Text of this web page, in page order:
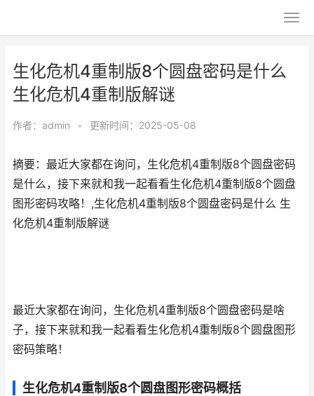
生化危机4重制版8个圆盘密码是什么
生化危机4重制版解谜
作者： admin • 更新时间：2025-05-08
摘要：最近大家都在询问，生化危机4重制版8个圆盘密码
是什么，接下来就和我一起看看生化危机4重制版8个圆盘
图形密码攻略！,生化危机4重制版8个圆盘密码是什么 生
化危机4重制版解谜
最近大家都在询问，生化危机4重制版8个圆盘密码是啥
子，接下来就和我一起看看生化危机4重制版8个圆盘图形
密码策略！
生化危机4重制版8个圆盘图形密码概括